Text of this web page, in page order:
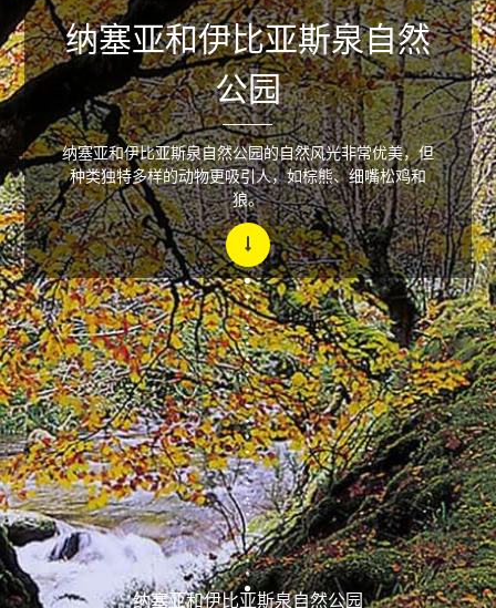
纳塞亚和伊比亚斯泉自然公园
纳塞亚和伊比亚斯泉自然
公园
纳塞亚和伊比亚斯泉自然公园的自然风光非常优美，但
种类独特多样的动物更吸引人，如棕熊、细嘴松鸡和
狼。